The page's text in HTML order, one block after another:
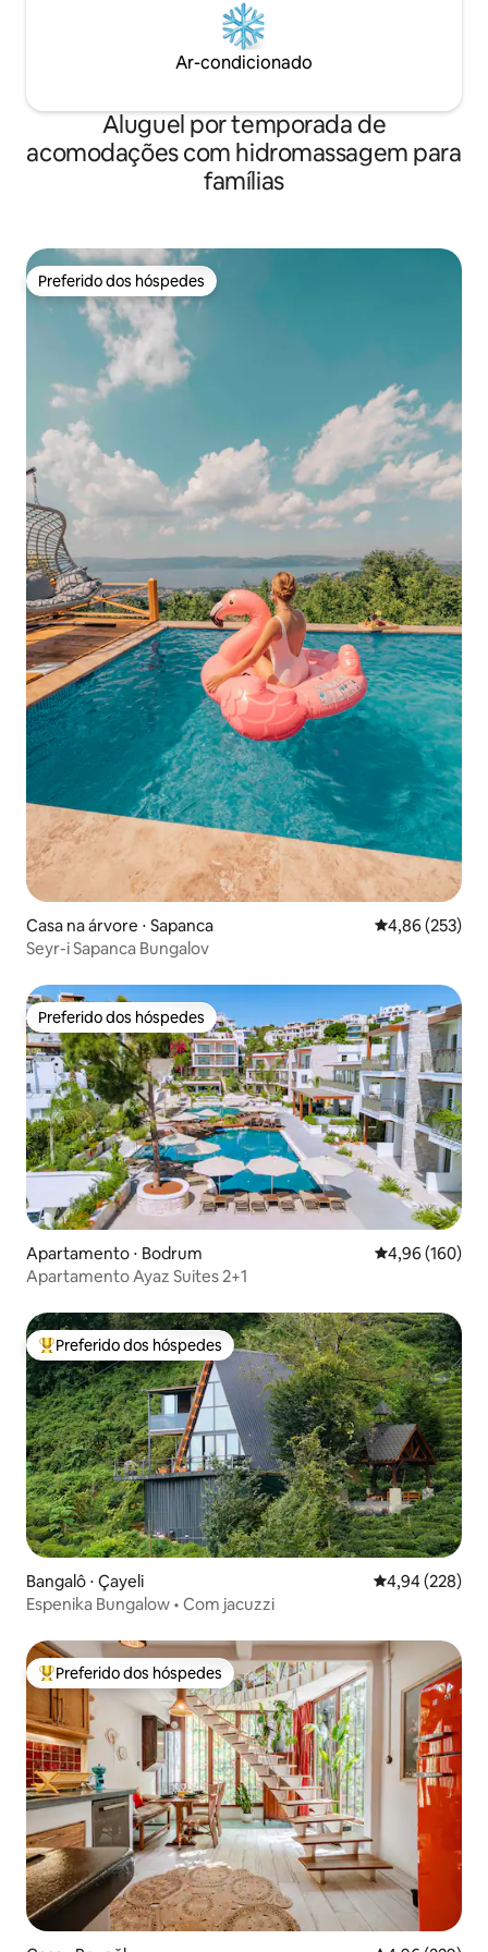
Ar-condicionado
Aluguel por temporada de
acomodações com hidromassagem para
famílias
Preferido dos hóspedes
Preferido dos hóspedes
Casa na árvore ⋅ Sapanca 4,86 de uma
4,86 (253)
Seyr-i Sapanca Bungalov
Preferido dos hóspedes
Preferido dos hóspedes
Apartamento ⋅ Bodrum 4,96 de uma
4,96 (160)
Apartamento Ayaz Suites 2+1
Entre os melhores preferidos dos hóspedes
Preferido dos hóspedes
Bangalô ⋅ Çayeli 4,94 de uma
4,94 (228)
Espenika Bungalow • Com jacuzzi
Entre os melhores preferidos dos hóspedes
Preferido dos hóspedes